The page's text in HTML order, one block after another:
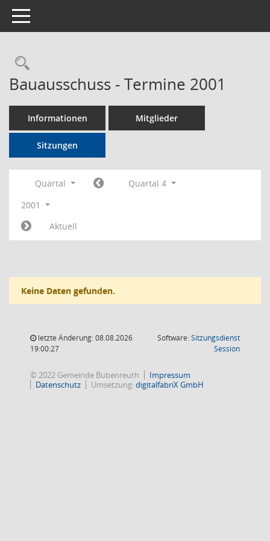
Toggle navigation
Rechercheauswahl
Bauausschuss - Termine 2001
Informationen Mitglieder
Sitzungen
Quartal
Quartal 4
2001
Aktuell
Keine Daten gefunden.
letzte Änderung: 08.08.2026
19:00:27
Software:Sitzungsdienst
Session(Wird in
© 2022 Gemeinde Bubenreuth
Impressum
Datenschutz
Umsetzung:digitalfabriX GmbH